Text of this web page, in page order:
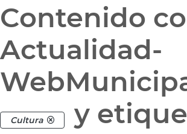
Contenido
Actualidad-
Cultura y